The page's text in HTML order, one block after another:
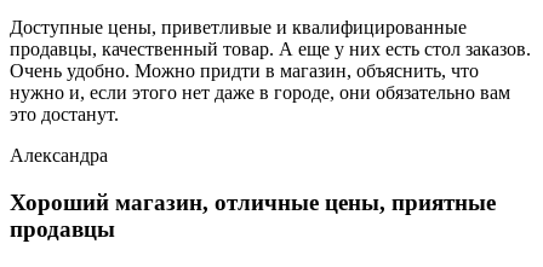
Доступные цены, приветливые и квалифицированные
продавцы, качественный товар. А еще у них есть стол заказов.
Очень удобно. Можно придти в магазин, объяснить, что
нужно и, если этого нет даже в городе, они обязательно вам
это достанут.
Александра
Хороший магазин, отличные цены, приятные
продавцы